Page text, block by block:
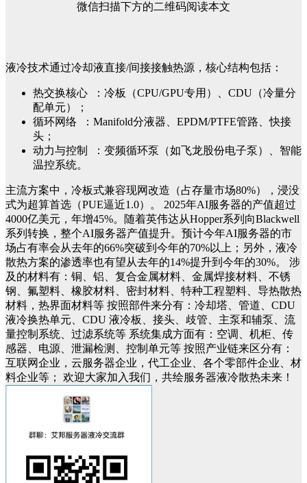
微信扫描下方的二维码阅读本文
液冷技术通过冷却液直接/间接接触热源，核心结构包括：
热交换核心 ：冷板（CPU/GPU专用）、CDU（冷量分
配单元）；
循环网络 ：Manifold分液器、EPDM/PTFE管路、快接
头；
动力与控制 ：变频循环泵（如飞龙股份电子泵）、智能
温控系统。
主流方案中，冷板式兼容现网改造（占存量市场80%），浸没
式为超算首选（PUE逼近1.0）。
2025年AI服务器的产值超过
4000亿美元，年增45%。随着英伟达从Hopper系列向Blackwell
系列转换，整个AI服务器产值提升。预计今年AI服务器的市
场占有率会从去年的66%突破到今年的70%以上；另外，液冷
散热方案的渗透率也有望从去年的14%提升到今年的30%。
涉
及的材料有：铜、铝、复合金属材料、金属焊接材料、不锈
钢、氟塑料、橡胶材料、密封材料、特种工程塑料、导热散热
材料，热界面材料等 按照部件来分有：冷却塔、管道、 CDU
液冷换热单元
CDU 液冷板、接头、歧管、主泵和辅泵、流
量控制系统、过滤系统等 系统集成方面有：空调、机柜、传
感器、电源、泄漏检测、控制单元等 按照产业链来区分有：
互联网企业，云服务器企业，代工企业、各个零部件企业、材
料企业等；
欢迎大家加入我们，共绘服务器液冷散热未来！